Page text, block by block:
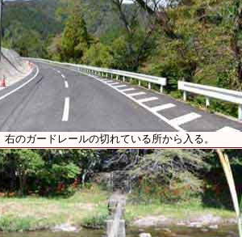
右のガードレールの切れている所から入る。